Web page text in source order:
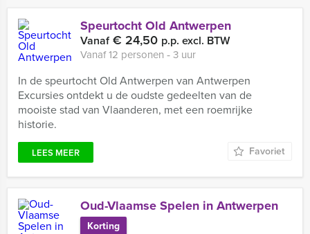
Speurtocht Old Antwerpen
Vanaf€ 24,50 p.p. excl. BTW
Vanaf 12 personen ‐ 3 uur
In de speurtocht Old Antwerpen van Antwerpen
Excursies ontdekt u de oudste gedeelten van de
mooiste stad van Vlaanderen, met een roemrijke
historie.
LEES MEER Favoriet
Oud-Vlaamse Spelen in Antwerpen
Korting